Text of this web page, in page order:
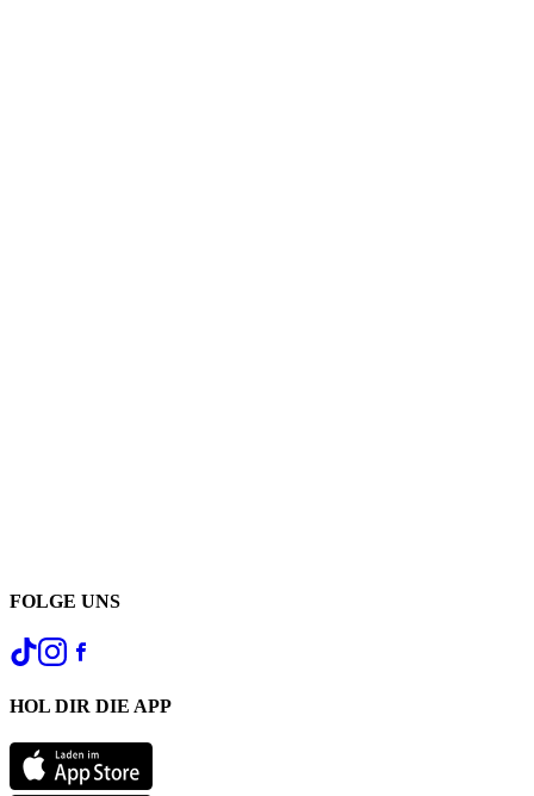
FOLGE UNS
HOL DIR DIE APP